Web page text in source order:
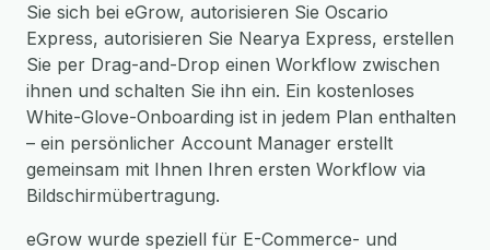
Sie sich bei eGrow, autorisieren Sie Oscario
Express, autorisieren Sie Nearya Express, erstellen
Sie per Drag-and-Drop einen Workflow zwischen
ihnen und schalten Sie ihn ein. Ein kostenloses
White-Glove-Onboarding ist in jedem Plan enthalten
– ein persönlicher Account Manager erstellt
gemeinsam mit Ihnen Ihren ersten Workflow via
Bildschirmübertragung.
eGrow wurde speziell für E-Commerce- und